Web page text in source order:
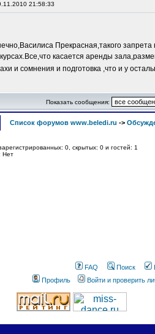
21:58:33
Прекрасная,такого
касается аренды
и сомнения и подготовка ,что и у
Показать сообщения:
Список форумов www.beledi.ru ->
0, скрытых: 0 и гостей: 1
Нет
FAQ Поиск
Профиль
Войти и проверить